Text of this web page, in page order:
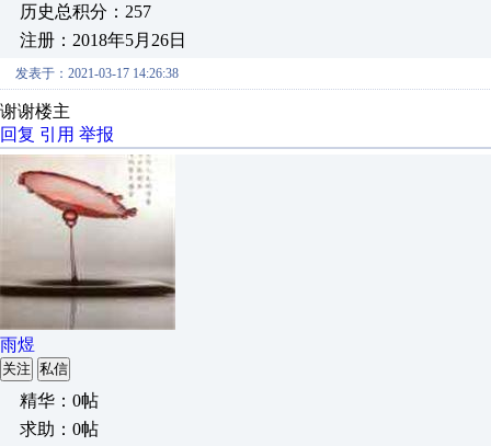
历史总积分：257
注册：2018年5月26日
发表于：2021-03-17 14:26:38
谢谢楼主
回复 引用 举报
雨煜
关注 私信
精华：0帖
求助：0帖